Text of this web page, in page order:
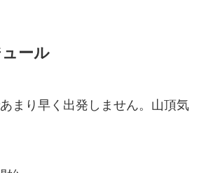
ール
まり早く出発しません。山頂気